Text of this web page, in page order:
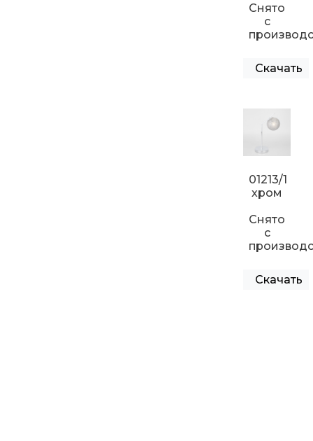
Снято
с
Скачать
01213/1
хром
Снято
с
Скачать